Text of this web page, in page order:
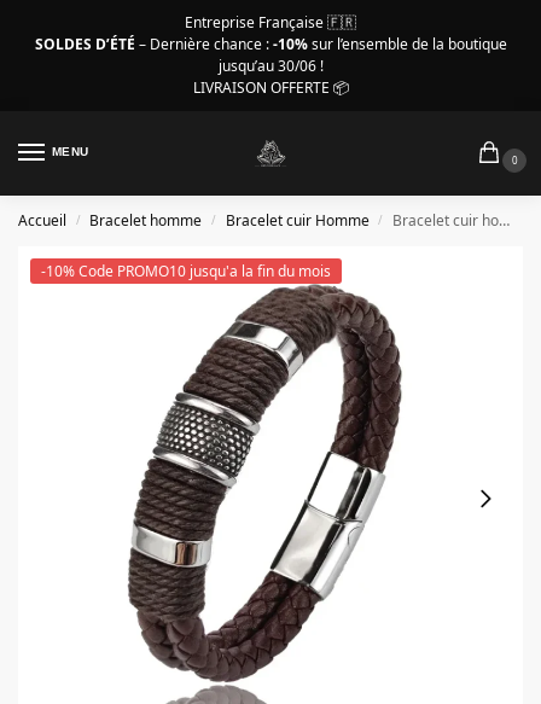
Entreprise Française 🇫🇷
SOLDES D’ÉTÉ – Dernière chance :-10%sur l’ensemble de la boutique
jusqu’au 30/06 !
LIVRAISON OFFERTE 📦
MENU
0
Accueil / Bracelet homme / Bracelet cuir Homme / Bracelet cuir homme – Couleur au choix et acier inoxydable
-10% Code PROMO10 jusqu'a la fin du mois